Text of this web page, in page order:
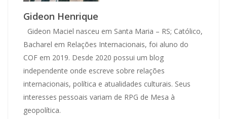
Gideon Henrique
Gideon Maciel nasceu em Santa Maria – RS; Católico,
Bacharel em Relações Internacionais, foi aluno do
COF em 2019. Desde 2020 possui um blog
independente onde escreve sobre relações
internacionais, política e atualidades culturais. Seus
interesses pessoais variam de RPG de Mesa à
geopolítica.